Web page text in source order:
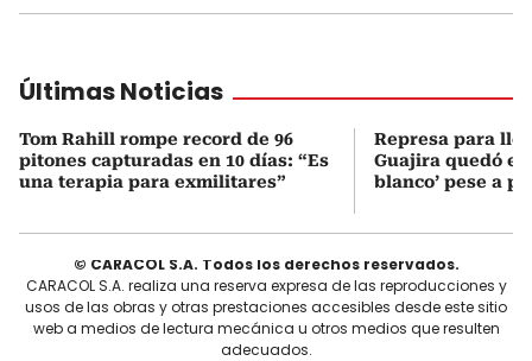
Últimas Noticias
Tom Rahill rompe record de 96
pitones capturadas en 10 días: “Es
una terapia para exmilitares”
Represa para
Guajira quedó en
blanco’ pese a
© CARACOL S.A. Todos los derechos reservados.
CARACOL S.A. realiza una reserva expresa de las reproducciones y
usos de las obras y otras prestaciones accesibles desde este sitio
web a medios de lectura mecánica u otros medios que resulten
adecuados.